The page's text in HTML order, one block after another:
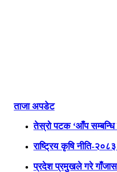
ताजा अपडेट
तेस्रो पटक ‘आँप सम्बन्धि
राष्ट्रिय कृषि नीति-२०८३
प्रदेश प्रमुखले गरे